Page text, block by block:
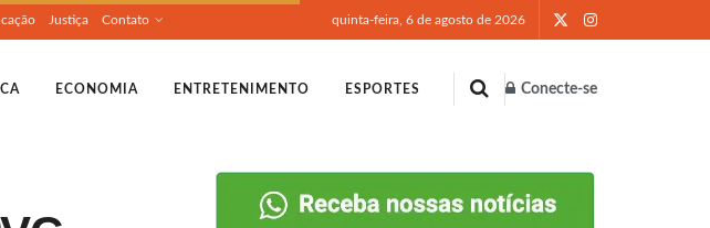
Justiça Contato quinta-feira, 6 de agosto de 2026
ECONOMIA ENTRETENIMENTO ESPORTES Conecte-se